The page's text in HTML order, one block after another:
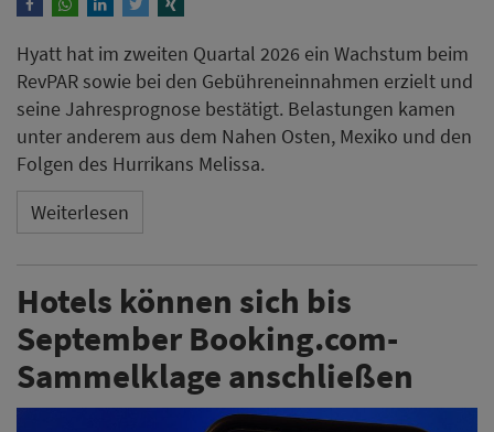
Hyatt hat im zweiten Quartal 2026 ein Wachstum beim
RevPAR sowie bei den Gebühreneinnahmen erzielt und
seine Jahresprognose bestätigt. Belastungen kamen
unter anderem aus dem Nahen Osten, Mexiko und den
Folgen des Hurrikans Melissa.
Weiterlesen
Hotels können sich bis
September Booking.com-
Sammelklage anschließen